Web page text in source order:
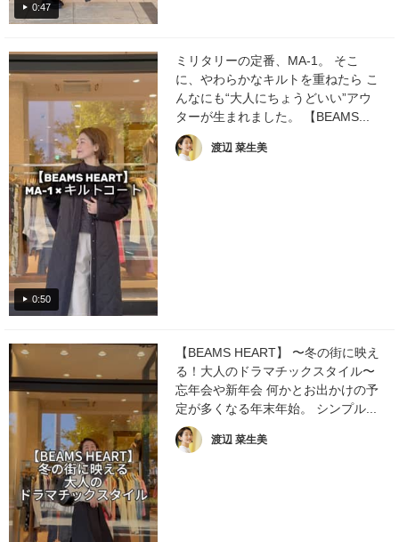
0:47
0:50
ミリタリーの定番、MA-1。 そこ
に、やわらかなキルトを重ねたら こ
んなにも“大人にちょうどいい”アウ
ターが生まれました。 【BEAMS...
渡辺 菜生美
【BEAMS HEART】 〜冬の街に映え
る！大人のドラマチックスタイル〜
忘年会や新年会 何かとお出かけの予
定が多くなる年末年始。 シンプル...
渡辺 菜生美